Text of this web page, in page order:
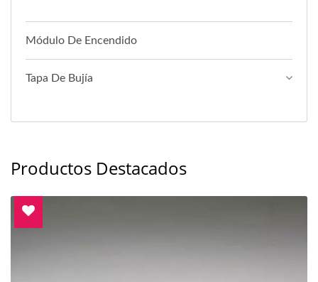
Módulo De Encendido
Tapa De Bujía
Productos Destacados